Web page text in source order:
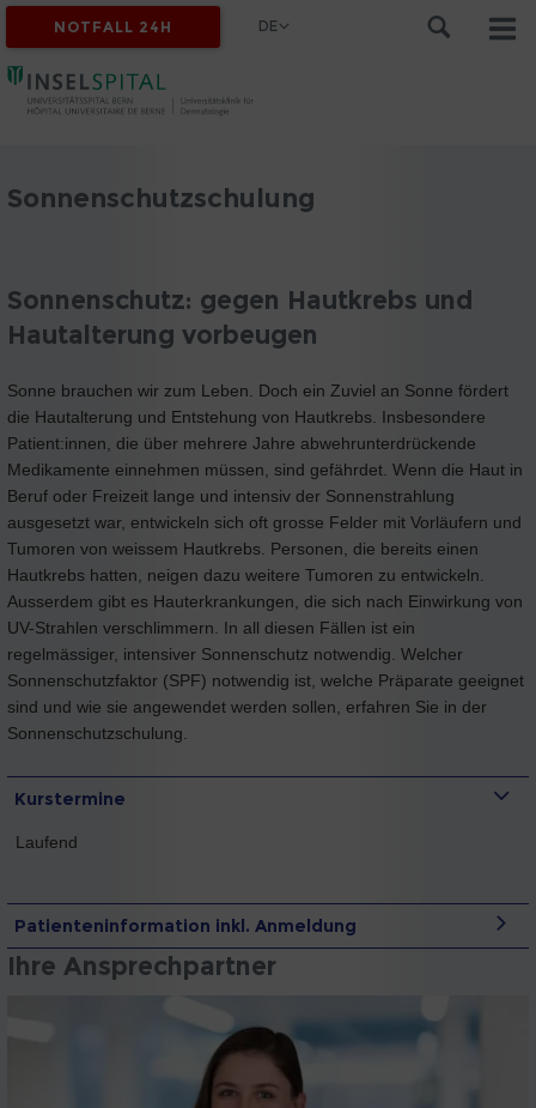
NOTFALL 24H DE
Sonnenschutzschulung
Sonnenschutz: gegen Hautkrebs und
Hautalterung vorbeugen
Sonne brauchen wir zum Leben. Doch ein Zuviel an Sonne fördert
die Hautalterung und Entstehung von Hautkrebs. Insbesondere
Patient:innen, die über mehrere Jahre abwehrunterdrückende
Medikamente einnehmen müssen, sind gefährdet. Wenn die Haut in
Beruf oder Freizeit lange und intensiv der Sonnenstrahlung
ausgesetzt war, entwickeln sich oft grosse Felder mit Vorläufern und
Tumoren von weissem Hautkrebs. Personen, die bereits einen
Hautkrebs hatten, neigen dazu weitere Tumoren zu entwickeln.
Ausserdem gibt es Hauterkrankungen, die sich nach Einwirkung von
UV-Strahlen verschlimmern. In all diesen Fällen ist ein
regelmässiger, intensiver Sonnenschutz notwendig. Welcher
Sonnenschutzfaktor (SPF) notwendig ist, welche Präparate geeignet
sind und wie sie angewendet werden sollen, erfahren Sie in der
Sonnenschutzschulung.
Kurstermine
Laufend
Patienteninformation inkl. Anmeldung
Ihre Ansprechpartner